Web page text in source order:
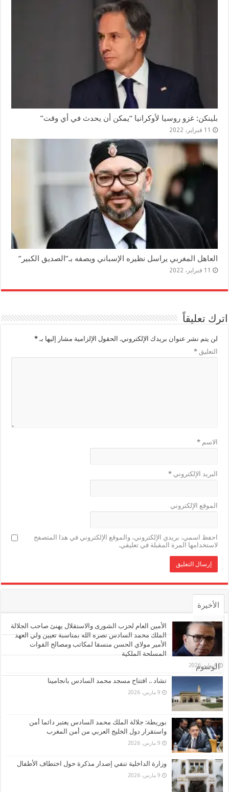
بلينكن: غزو روسيا لأوكرانيا “يمكن أن يحدث في أي وقت”
11 فبراير، 2022
العاهل المغربي يراسل نظيره الإسباني ويصفه بـ”الصديق الكبير”
11 فبراير، 2022
اترك تعليقاً
لن يتم نشر عنوان بريدك الإلكتروني. الحقول الإلزامية مشار إليها بـ*
التعليق*
الاسم*
البريد الإلكتروني*
الموقع الإلكتروني
احفظ اسمي، بريدي الإلكتروني، والموقع الإلكتروني في هذا المتصفح
لاستخدامها المرة المقبلة في تعليقي.
الأخيرة
الأشهر
تعليقات
الوسوم
الأمين العام لحزب الشورى والاستقلال يهنئ صاحب الجلالة
الملك محمد السادس نصره الله بمناسبة تعيين ولي العهد
الأمير مولاي الحسن منسقا لمكاتب ومصالح القوات
المسلحة الملكية
4 مايو، 2026
تشاد .. افتتاح مسجد محمد السادس بانجامينا
9 مارس، 2026
بوريطة: جلالة الملك محمد السادس يعتبر دائما أمن
واستقرار دول الخليج العربي من أمن المغرب
9 مارس، 2026
وزارة الداخلية تنفي إصدار مذكرة حول اختطاف الأطفال
9 مارس، 2026